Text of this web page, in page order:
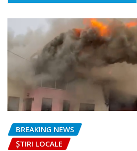
BREAKING NEWS
ȘTIRI LOCALE